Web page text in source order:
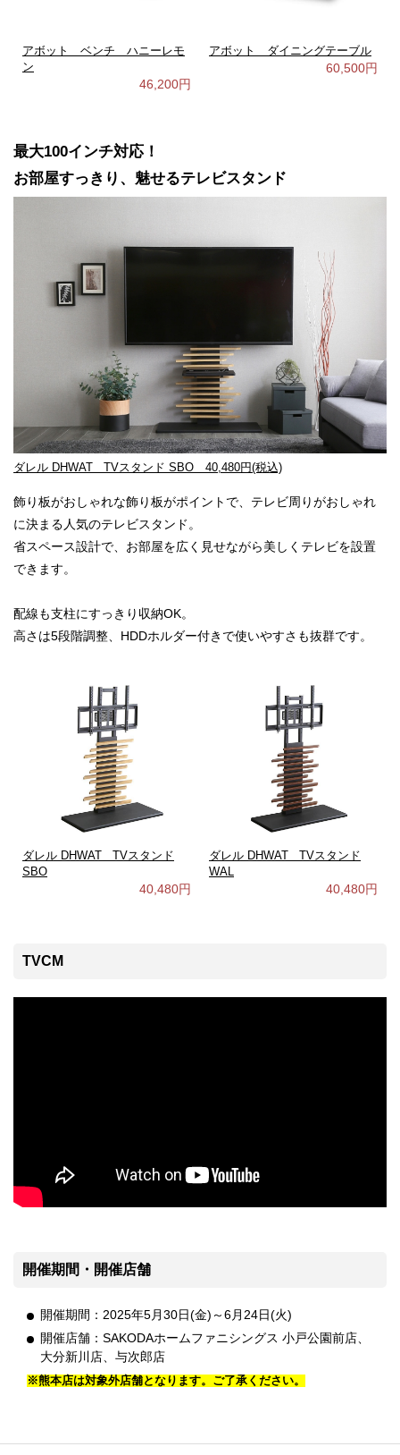
アボット ベンチ ハニーレモ
ン
46,200円
アボット ダイニングテーブル
60,500円
最大100インチ対応！
お部屋すっきり、魅せるテレビスタンド
ダレル DHWAT TVスタンド SBO 40,480円(税込)
飾り板がおしゃれな飾り板がポイントで、テレビ周りがおしゃれ
に決まる人気のテレビスタンド。
省スペース設計で、お部屋を広く見せながら美しくテレビを設置
できます。
配線も支柱にすっきり収納OK。
高さは5段階調整、HDDホルダー付きで使いやすさも抜群です。
ダレル DHWAT TVスタンド
SBO
40,480円
ダレル DHWAT TVスタンド
WAL
40,480円
TVCM
開催期間・開催店舗
開催期間：2025年5月30日(金)～6月24日(火)
開催店舗：SAKODAホームファニシングス 小戸公園前店、
大分新川店、与次郎店
※熊本店は対象外店舗となります。ご了承ください。